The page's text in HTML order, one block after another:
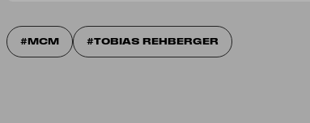
MCM TOBIAS REHBERGER